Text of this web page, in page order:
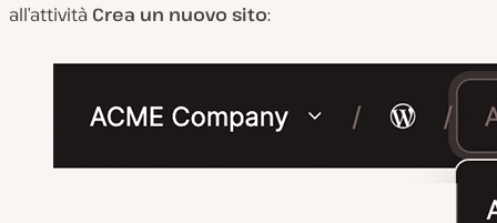
all’attività Crea un nuovo sito: